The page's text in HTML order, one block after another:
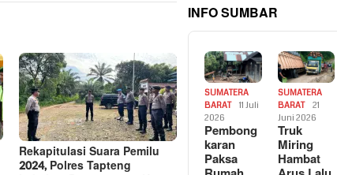
Rekapitulasi Suara Pemilu
2024, Polres Tapteng
INFO SUMBAR
SUMATERA
BARAT
11 Juli
2026
Pembong
karan
Paksa
SUMATERA
BARAT
21
Juni 2026
Truk
Miring
Hambat